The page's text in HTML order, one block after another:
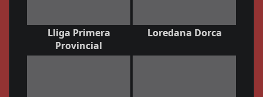
Lliga Primera
Provincial
Loredana Dorca